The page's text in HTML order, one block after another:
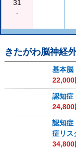
31
-
きたがわ脳神経
基本脳
22,000
認知症
24,800
認知症
症リス
34,800